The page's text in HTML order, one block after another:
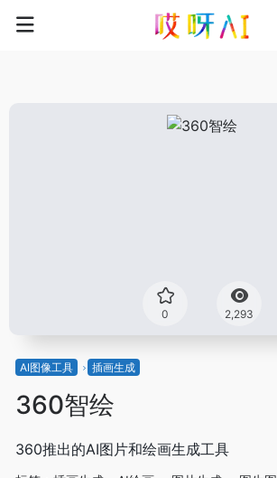
0 2,293
AI图像工具 插画生成
360智绘
360推出的AI图片和绘画生成工具